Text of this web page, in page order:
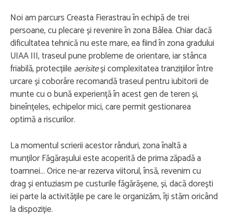
Noi am parcurs Creasta Fierastrau în echipă de trei
persoane, cu plecare și revenire în zona Bâlea. Chiar dacă
dificultatea tehnică nu este mare, ea fiind în zona gradului
UIAA III, traseul pune probleme de orientare, iar stânca
friabilă, protecțiileaerisiteși complexitatea tranzițiilor între
urcare și coborâre recomandă traseul pentru iubitorii de
munte cu o bună experiență în acest gen de teren și,
bineînțeles, echipelor mici, care permit gestionarea
optimă a riscurilor.
La momentul scrierii acestor rânduri, zona înaltă a
munților Făgărașului este acoperită de prima zăpadă a
toamnei… Orice ne-ar rezerva viitorul, însă, revenim cu
drag și entuziasm pe custurile făgărășene, și, dacă dorești
iei parte la activitățile pe care le organizăm, îți stăm oricând
la dispoziție.